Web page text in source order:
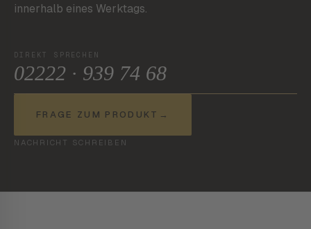
innerhalb eines Werktags.
DIREKT SPRECHEN
02222 · 939 74 68
FRAGE ZUM PRODUKT →
NACHRICHT SCHREIBEN